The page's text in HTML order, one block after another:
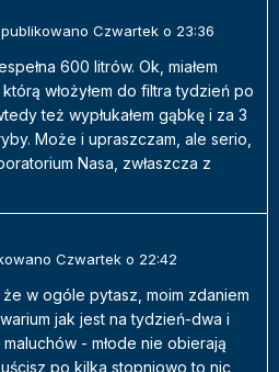
Czwartek o 23:36
600 litrów. Ok, miałem
włożyłem do filtra tydzień po
też wypłukałem gąbkę i za 3
Może i upraszczam, ale serio,
Nasa, zwłaszcza z
Czwartek o 22:42
w ogóle pytasz, moim zdaniem
jak jest na tydzień-dwa i
- młode nie obierają
po kilka stopniowo to nic